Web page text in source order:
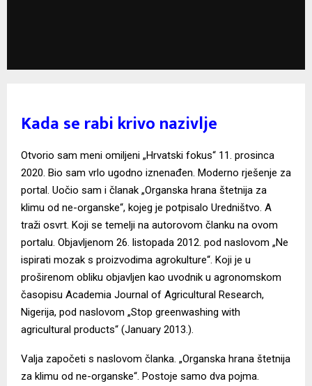
Kada se rabi krivo nazivlje
Otvorio sam meni omiljeni „Hrvatski fokus“ 11. prosinca
2020. Bio sam vrlo ugodno iznenađen. Moderno rješenje za
portal. Uočio sam i članak „Organska hrana štetnija za
klimu od ne-organske“, kojeg je potpisalo Uredništvo. A
traži osvrt. Koji se temelji na autorovom članku na ovom
portalu. Objavljenom 26. listopada 2012. pod naslovom „Ne
ispirati mozak s proizvodima agrokulture“. Koji je u
proširenom obliku objavljen kao uvodnik u agronomskom
časopisu Academia Journal of Agricultural Research,
Nigerija, pod naslovom „Stop greenwashing with
agricultural products“ (January 2013.).
Valja započeti s naslovom članka. „Organska hrana štetnija
za klimu od ne-organske“. Postoje samo dva pojma.